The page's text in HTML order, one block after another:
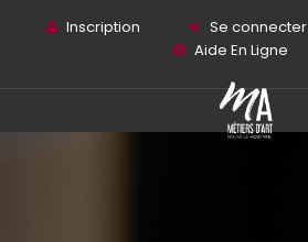
Inscription Se connecter
Aide En Ligne